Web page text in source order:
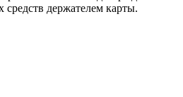
держателем карты.